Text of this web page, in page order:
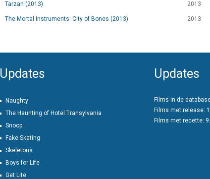
Tarzan (2013)
2013
The Mortal Instruments: City of Bones (2013) 2013
Updates
Naughty
The Haunting of Hotel Transylvania
Snoop
Fake Skating
Skeletons
Boys for Life
Get Lite
Updates
Films in de
Films met release:
Films met recette: